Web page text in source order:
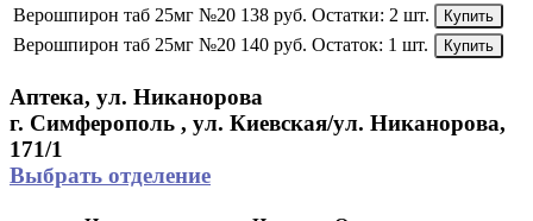
Верошпирон таб 25мг №20 138 руб. Остатки: 2 шт. Купить
Верошпирон таб 25мг №20 140 руб. Остаток: 1 шт. Купить
Аптека, ул. Никанорова
г. Симферополь , ул. Киевская/ул. Никанорова,
171/1
Выбрать отделение